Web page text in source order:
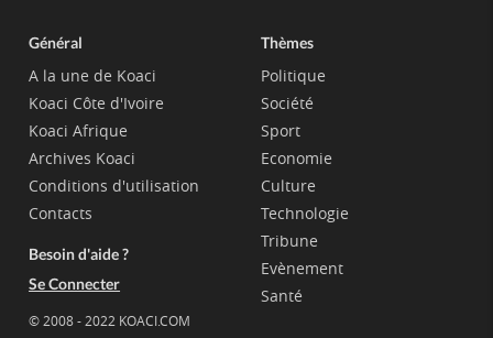
Général
A la une de Koaci
Koaci Côte d'Ivoire
Koaci Afrique
Archives Koaci
Conditions d'utilisation
Contacts
Besoin d'aide ?
Se Connecter
© 2008 - 2022 KOACI.COM
Thèmes
Politique
Société
Sport
Economie
Culture
Technologie
Tribune
Evènement
Santé